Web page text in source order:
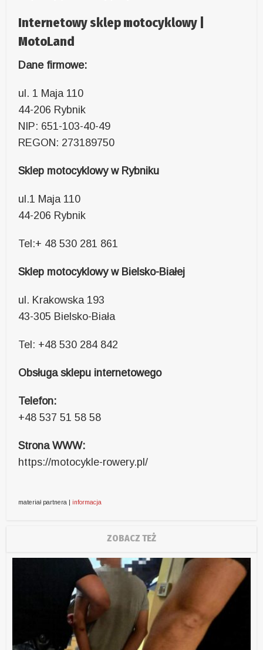
Internetowy sklep motocyklowy |
MotoLand
Dane firmowe:
ul. 1 Maja 110
44-206 Rybnik
NIP: 651-103-40-49
REGON: 273189750
Sklep motocyklowy w Rybniku
ul.1 Maja 110
44-206 Rybnik
Tel:+ 48 530 281 861
Sklep motocyklowy w Bielsko-Białej
ul. Krakowska 193
43-305 Bielsko-Biała
Tel: +48 530 284 842
Obsługa sklepu internetowego
Telefon:
+48 537 51 58 58
Strona WWW:
https://motocykle-rowery.pl/
materiał partnera | informacja
ZOBACZ TEŻ